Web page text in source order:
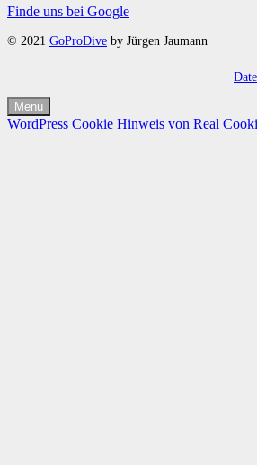
Finde uns bei Google
© 2021 GoProDive by Jürgen Jaumann
Menü
WordPress Cookie Hinweis von Real